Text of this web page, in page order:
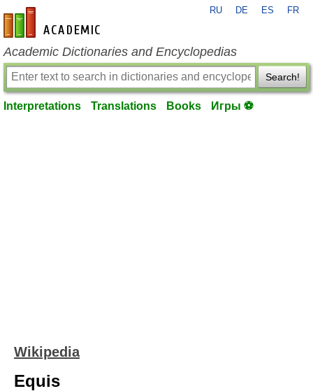
en-academic.com
RU DE ES FR
Academic Dictionaries and Encyclopedias
Search!
Interpretations Translations Books Игры ⚽
Wikipedia
Equis